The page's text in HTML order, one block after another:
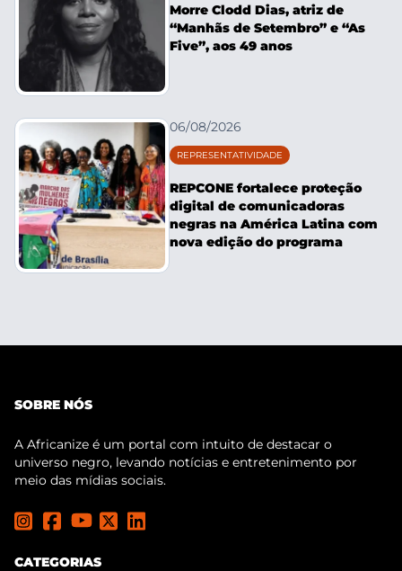
Morre Clodd Dias, atriz de
“Manhãs de Setembro” e “As
Five”, aos 49 anos
06/08/2026
REPRESENTATIVIDADE
REPCONE fortalece proteção
digital de comunicadoras
negras na América Latina com
nova edição do programa
SOBRE NÓS
A Africanize é um portal com intuito de destacar o
universo negro, levando notícias e entretenimento por
meio das mídias sociais.
CATEGORIAS